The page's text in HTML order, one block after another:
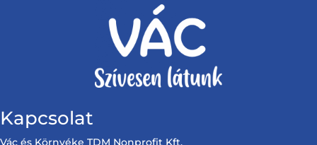
Kapcsolat
Vác és Környéke TDM Nonprofit Kft.